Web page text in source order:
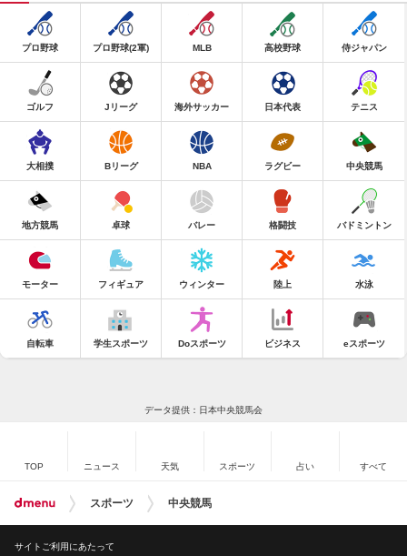
プロ野球 プロ野球(2軍) MLB 高校野球 侍ジャパン
ゴルフ Jリーグ 海外サッカー 日本代表 テニス
大相撲 Bリーグ NBA ラグビー 中央競馬
地方競馬 卓球 バレー 格闘技 バドミントン
モーター フィギュア ウィンター 陸上 水泳
自転車 学生スポーツ Doスポーツ ビジネス eスポーツ
データ提供：日本中央競馬会
TOP ニュース 天気 スポーツ 占い すべて
スポーツ 中央競馬
サイトご利用にあたって